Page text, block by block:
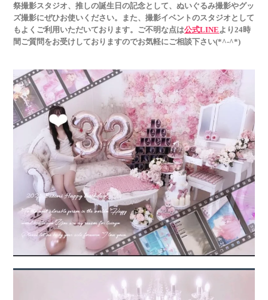
祭撮影スタジオ、推しの誕生日の記念として、ぬいぐるみ撮影やグッ
ズ撮影にぜひお使いください。また、撮影イベントのスタジオとして
もよくご利用いただいております。ご不明な点は公式LINE より24時
間ご質問をお受けしておりますのでお気軽にご相談下さい(*^-^*)